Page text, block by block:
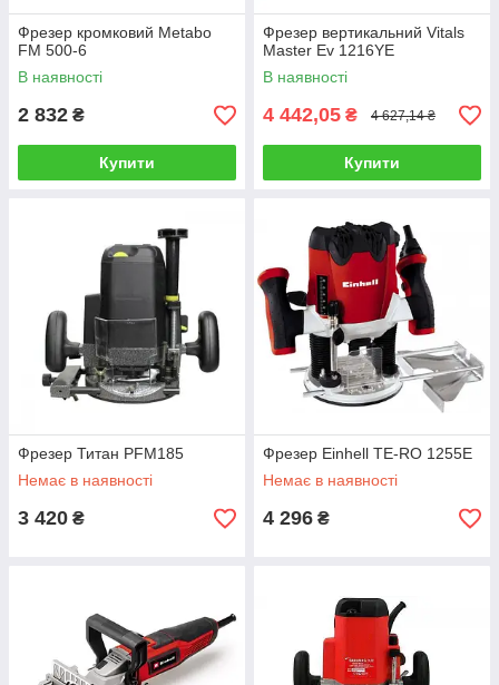
Фрезер кромковий Metabo
FM 500-6
В наявності
2 832 ₴
Купити
Фрезер вертикальний Vitals
Master Ev 1216YE
В наявності
4 442,05 ₴ 4 627,14 ₴
Купити
Фрезер Титан PFM185
Немає в наявності
3 420 ₴
Фрезер Einhell TE-RO 1255E
Немає в наявності
4 296 ₴